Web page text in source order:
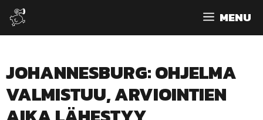
Siirry
sisältöön
MENU
JOHANNESBURG: OHJELMA
VALMISTUU, ARVIOINTIEN